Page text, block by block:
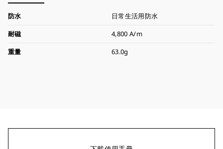
防水
日常生活用防水
耐磁
4,800 A/m
重量
63.0g